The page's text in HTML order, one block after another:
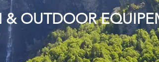
& OUTDOOR